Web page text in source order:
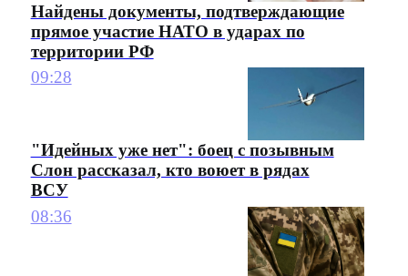
Найдены документы, подтверждающие
прямое участие НАТО в ударах по
территории РФ
09:28
"Идейных уже нет": боец с позывным
Слон рассказал, кто воюет в рядах
ВСУ
08:36